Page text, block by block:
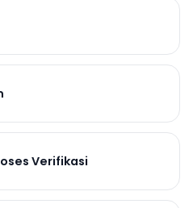
Verifikasi